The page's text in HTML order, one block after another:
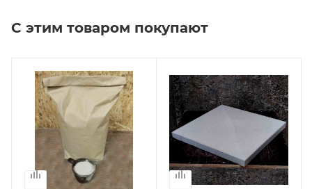
С этим товаром покупают